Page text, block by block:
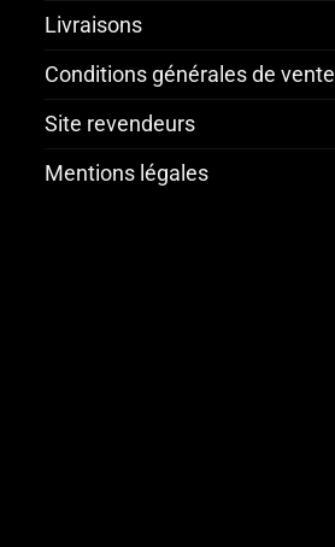
Livraisons
Conditions générales de vente
Site revendeurs
Mentions légales